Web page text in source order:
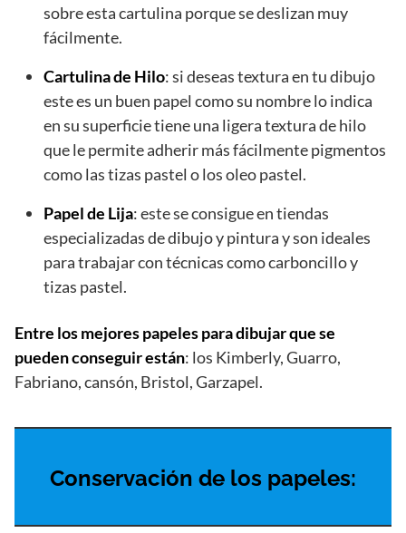
sobre esta cartulina porque se deslizan muy
fácilmente.
Cartulina de Hilo: si deseas textura en tu dibujo
este es un buen papel como su nombre lo indica
en su superficie tiene una ligera textura de hilo
que le permite adherir más fácilmente pigmentos
como las tizas pastel o los oleo pastel.
Papel de Lija: este se consigue en tiendas
especializadas de dibujo y pintura y son ideales
para trabajar con técnicas como carboncillo y
tizas pastel.
Entre los mejores papeles para dibujar que se
pueden conseguir están: los Kimberly, Guarro,
Fabriano, cansón, Bristol, Garzapel.
Conservación de los papeles: